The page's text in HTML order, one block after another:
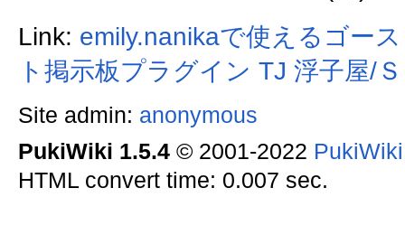
Link: emily.nanikaで使えるゴー
ト掲示板プラグイン TJ 浮子屋/
Site admin: anonymous
PukiWiki 1.5.4© 2001-2022
HTML convert time: 0.007 sec.